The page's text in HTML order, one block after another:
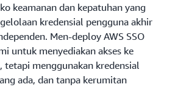
keamanan dan kepatuhan yang
kredensial pengguna akhir
Men-deploy AWS SSO
untuk menyediakan akses ke
tetapi menggunakan kredensial
ada, dan tanpa kerumitan